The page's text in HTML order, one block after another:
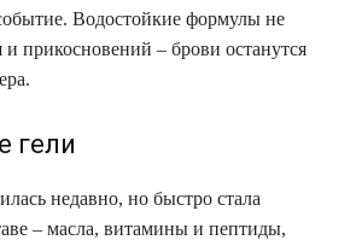
Водостойкие формулы не
прикосновений – брови останутся
гели
недавно, но быстро стала
– масла, витамины и пептиды,